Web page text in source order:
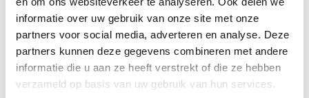
informatie over uw gebruik van onze site met onze
partners voor social media, adverteren en analyse. Deze
partners kunnen deze gegevens combineren met andere
informatie die u aan ze heeft verstrekt of die ze hebben
verzameld op basis van uw gebruik van hun services.
Total loss
Alle soorten Specialisme
Klanten beoordelen ons met...
9.1 Alle recensies
Schadeherstel